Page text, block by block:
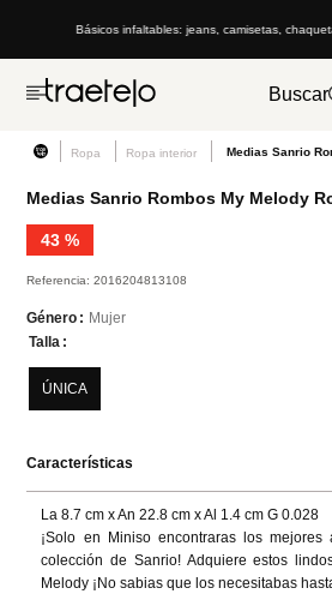
Básicos infaltables: jeans, camisetas,
Buscar
Ropa Ropa interior
Medias Sanrio Rombos My Melody
43 %
Referencia:2016204813108
Género
Mujer
Talla
ÚNICA
Características
La 8.7 cm x An 22.8 cm x Al 1.4 cm G 0.028
¡Solo en Miniso encontraras los
colección de Sanrio! Adquiere estos
Melody ¡No sabias que los necesitabas